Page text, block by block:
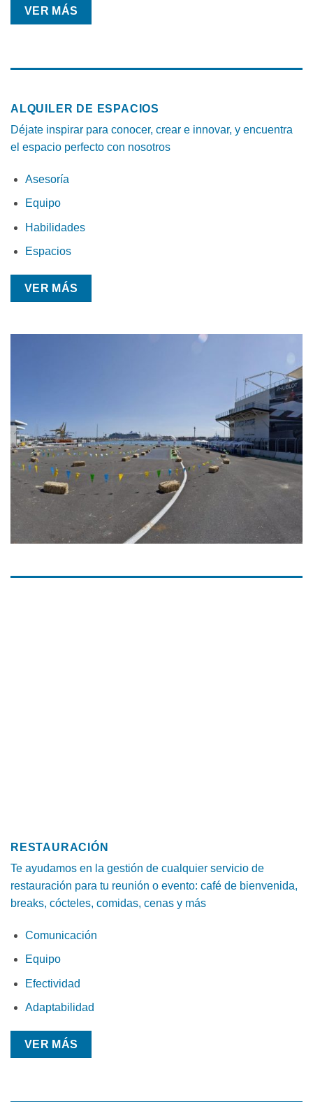
VER MÁS
ALQUILER DE ESPACIOS
Déjate inspirar para conocer, crear e innovar, y encuentra
el espacio perfecto con nosotros
Asesoría
Equipo
Habilidades
Espacios
VER MÁS
RESTAURACIÓN
Te ayudamos en la gestión de cualquier servicio de
restauración para tu reunión o evento: café de bienvenida,
breaks, cócteles, comidas, cenas y más
Comunicación
Equipo
Efectividad
Adaptabilidad
VER MÁS